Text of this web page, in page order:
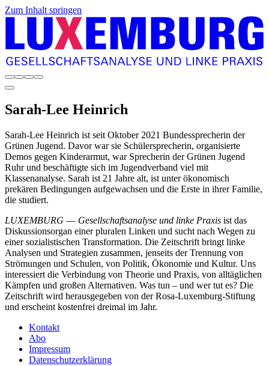
Zum Inhalt springen
Sarah-Lee Heinrich
Sarah-Lee Heinrich ist seit Oktober 2021 Bundessprecherin der
Grünen Jugend. Davor war sie Schülersprecherin, organisierte
Demos gegen Kinderarmut, war Sprecherin der Grünen Jugend
Ruhr und beschäftigte sich im Jugendverband viel mit
Klassenanalyse. Sarah ist 21 Jahre alt, ist unter ökonomisch
prekären Bedingungen aufgewachsen und die Erste in ihrer Familie,
die studiert.
LUXEMBURG — Gesellschaftsanalyse und linke Praxis ist das
Diskussionsorgan einer pluralen Linken und sucht nach Wegen zu
einer sozialistischen Transformation. Die Zeitschrift bringt linke
Analysen und Strategien zusammen, jenseits der Trennung von
Strömungen und Schulen, von Politik, Ökonomie und Kultur. Uns
interessiert die Verbindung von Theorie und Praxis, von alltäglichen
Kämpfen und großen Alternativen. Was tun – und wer tut es? Die
Zeitschrift wird herausgegeben von der Rosa-Luxemburg-Stiftung
und erscheint kostenfrei dreimal im Jahr.
Kontakt
Abo
Impressum
Datenschutzerklärung